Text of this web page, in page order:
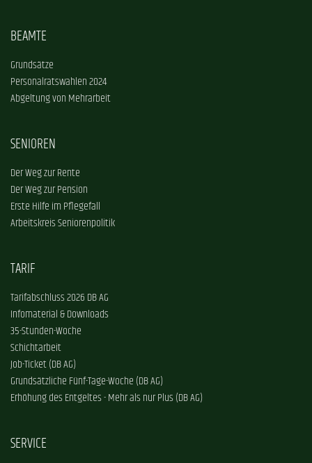
BEAMTE
Grundsätze
Personalratswahlen 2024
Abgeltung von Mehrarbeit
SENIOREN
Der Weg zur Rente
Der Weg zur Pension
Erste Hilfe im Pflegefall
Arbeitskreis Seniorenpolitik
TARIF
Tarifabschluss 2026 DB AG
Infomaterial & Downloads
35-Stunden-Woche
Schichtarbeit
Job-Ticket (DB AG)
Grundsätzliche Fünf-Tage-Woche (DB AG)
Erhöhung des Entgeltes - Mehr als nur Plus (DB AG)
SERVICE